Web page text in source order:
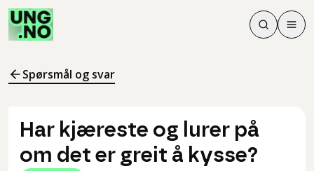
Søk
Søk
Meny
Spørsmål og svar
Har kjæreste og lurer på
om det er greit å kysse?